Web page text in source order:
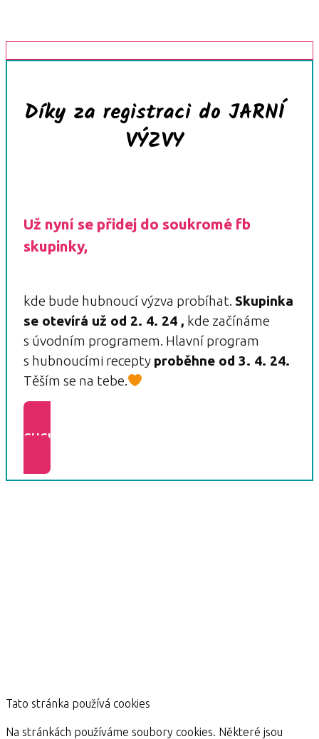
Díky za registraci do JARNÍ
VÝZVY
Už nyní se přidej do soukromé fb
skupinky,
kde bude hubnoucí výzva probíhat. Skupinka
se otevírá už od 2. 4. 24 , kde začínáme
s úvodním programem. Hlavní program
s hubnoucími recepty proběhne od 3. 4. 24.
Těším se na tebe.
CHCI DO SKUPINY
Tato stránka používá cookies
Na stránkách používáme soubory cookies. Některé jsou